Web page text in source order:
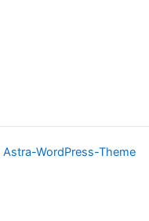
Astra-WordPress-Theme